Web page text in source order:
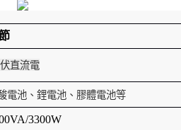
直流電
電池、鋰電池、膠體電池等
3300W